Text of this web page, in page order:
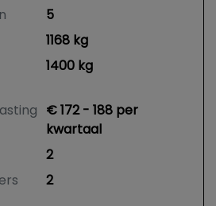
5
1168 kg
1400 kg
€ 172 - 188 per
kwartaal
2
2